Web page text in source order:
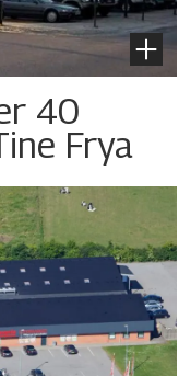
40
Frya